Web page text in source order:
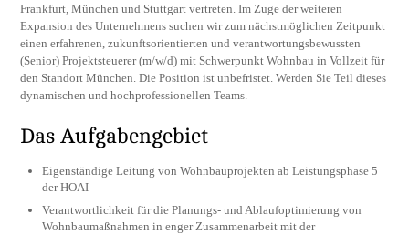
Frankfurt, München und Stuttgart vertreten. Im Zuge der weiteren
Expansion des Unternehmens suchen wir zum nächstmöglichen Zeitpunkt
einen erfahrenen, zukunftsorientierten und verantwortungsbewussten
(Senior) Projektsteuerer (m/w/d) mit Schwerpunkt Wohnbau in Vollzeit für
den Standort München. Die Position ist unbefristet. Werden Sie Teil dieses
dynamischen und hochprofessionellen Teams.
Das Aufgabengebiet
Eigenständige Leitung von Wohnbauprojekten ab Leistungsphase 5
der HOAI
Verantwortlichkeit für die Planungs- und Ablaufoptimierung von
Wohnbaumaßnahmen in enger Zusammenarbeit mit der